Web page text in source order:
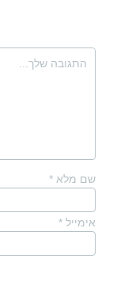
שם מלא *
אימייל *